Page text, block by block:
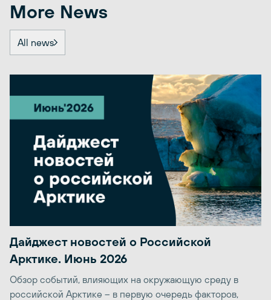
More News
All news
Дайджест новостей о Российской
Арктике. Июнь 2026
Обзор событий, влияющих на окружающую среду в
российской Арктике – в первую очередь факторов,